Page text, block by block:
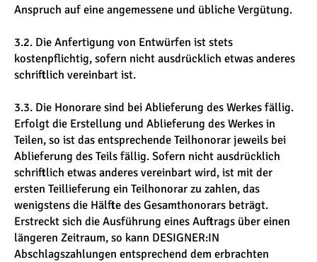
Anspruch auf eine angemessene und übliche Vergütung.
3.2. Die Anfertigung von Entwürfen ist stets
kostenpflichtig, sofern nicht ausdrücklich etwas anderes
schriftlich vereinbart ist.
3.3. Die Honorare sind bei Ablieferung des Werkes fällig.
Erfolgt die Erstellung und Ablieferung des Werkes in
Teilen, so ist das entsprechende Teilhonorar jeweils bei
Ablieferung des Teils fällig. Sofern nicht ausdrücklich
schriftlich etwas anderes vereinbart wird, ist mit der
ersten Teillieferung ein Teilhonorar zu zahlen, das
wenigstens die Hälfte des Gesamthonorars beträgt.
Erstreckt sich die Ausführung eines Auftrags über einen
längeren Zeitraum, so kann DESIGNER:IN
Abschlagszahlungen entsprechend dem erbrachten